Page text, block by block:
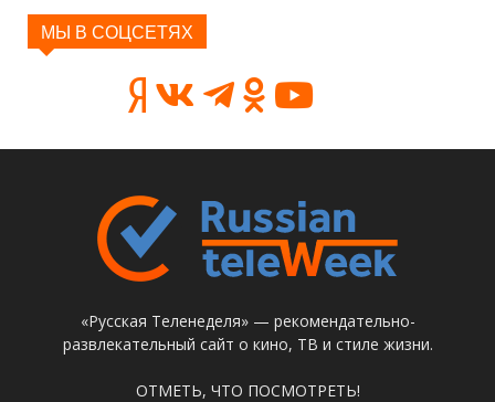
МЫ В СОЦСЕТЯХ
«Русская Теленеделя» — рекомендательно-
развлекательный сайт о кино, ТВ и стиле жизни.
ОТМЕТЬ, ЧТО ПОСМОТРЕТЬ!